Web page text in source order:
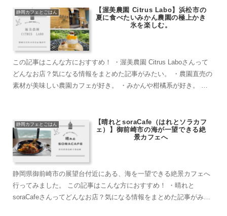
静岡カフェとごはん
【渥美農園 Citrus Labo】浜松市の
夏に食べたいみかん農園の極上かき
氷を楽しむ。
この記事はこんな方におすすめ！ ・渥美農園 Citrus Laboさんって
どんなお店？気になる情報をまとめた記事がみたい。 ・農園直売の
素材が美味しい農園カフェが好き。 ・みかんや柑橘系が好き。 ・
静岡カフェとごはん
【晴れとsoraCafe（はれとソラカフ
ェ）】御前崎市の海が一望できる絶
景カフェへ
静岡県御前崎市の展望台付近にある、海を一望できる絶景カフェへ
行ってみました。 この記事はこんな方におすすめ！ ・晴れと
soraCafeさんってどんなお店？気になる情報をまとめた記事がみた